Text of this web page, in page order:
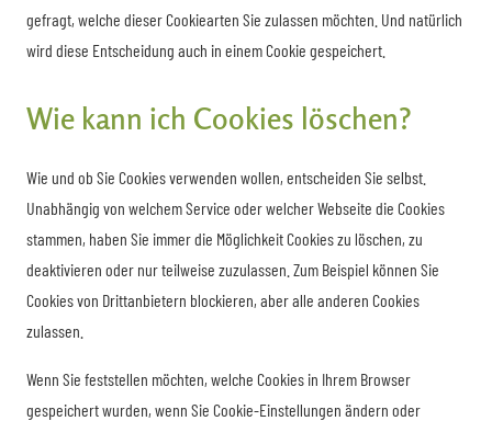
gefragt, welche dieser Cookiearten Sie zulassen möchten. Und natürlich
wird diese Entscheidung auch in einem Cookie gespeichert.
Wie kann ich Cookies löschen?
Wie und ob Sie Cookies verwenden wollen, entscheiden Sie selbst.
Unabhängig von welchem Service oder welcher Webseite die Cookies
stammen, haben Sie immer die Möglichkeit Cookies zu löschen, zu
deaktivieren oder nur teilweise zuzulassen. Zum Beispiel können Sie
Cookies von Drittanbietern blockieren, aber alle anderen Cookies
zulassen.
Wenn Sie feststellen möchten, welche Cookies in Ihrem Browser
gespeichert wurden, wenn Sie Cookie-Einstellungen ändern oder